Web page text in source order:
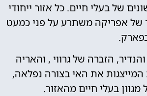
של בעלי חיים. כל אזור ייחודי
של אפריקה משתרע על פני כמעט
הזברה של גרווי , והאריה
את האי בצורה נפלאה,
בעלי חיים מהאזור.